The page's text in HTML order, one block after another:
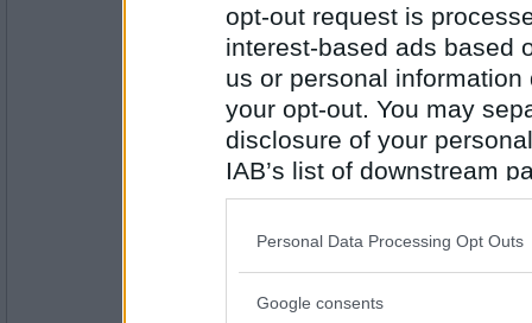
opt-out request is
interest-based ads based
us or personal
your opt-out. You may
disclosure of your
IAB’s list of downstream
also be disclosed by us
Downstream Participants
Please note that this
Personal Data Processing Opt Outs
Google consents
Antal inlägg:
15624
raggsockor
Ruckzuck
Antal inlägg:
tolerans eller acceptans